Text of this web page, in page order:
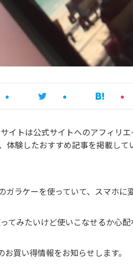
サイトは公式サイトへのアフィリ
体験したおすすめ記事を掲載し
ガラケーを使っていて、スマホに
てみたいけど使いこなせるか心配
お買い得情報をお知らせします。